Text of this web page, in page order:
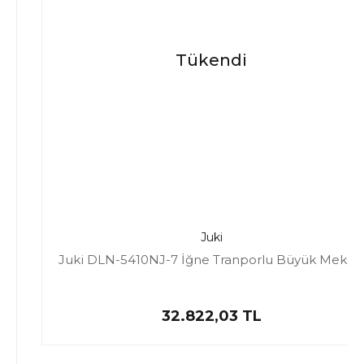
Tükendi
Juki
Juki DLN-5410NJ-7 İğne Tranporlu Büyük
32.822,03 TL